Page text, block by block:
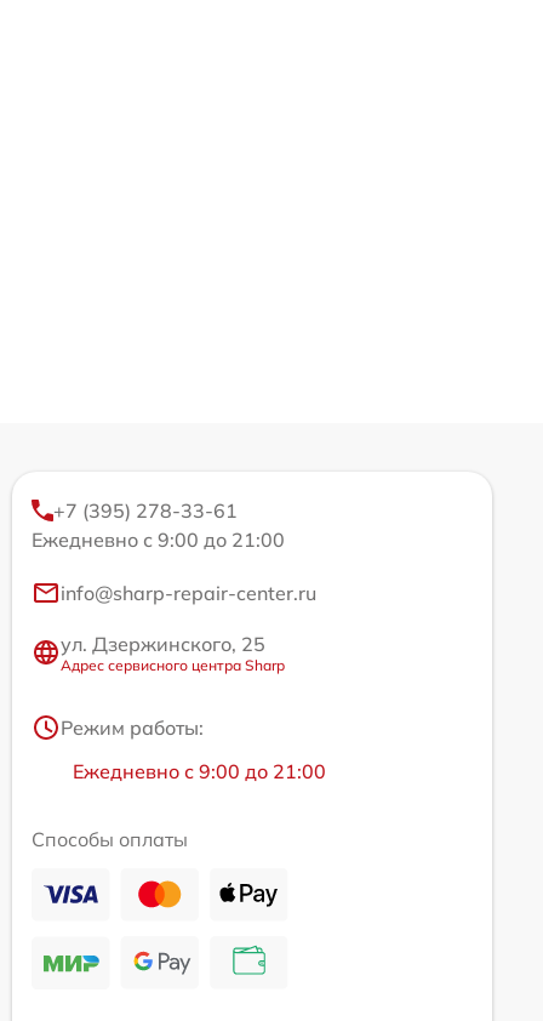
+7 (395) 278-33-61
Ежедневно с 9:00 до 21:00
info@sharp-repair-center.ru
ул. Дзержинского, 25
Адрес сервисного центра Sharp
Режим работы:
Ежедневно с 9:00 до 21:00
Способы оплаты